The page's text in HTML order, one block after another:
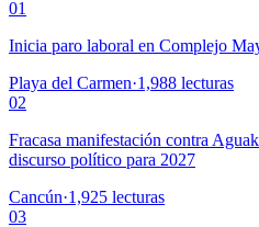
01
Inicia paro laboral en Complejo
Playa del Carmen·1,988 lecturas
02
Fracasa manifestación contra
discurso político para 2027
Cancún·1,925 lecturas
03